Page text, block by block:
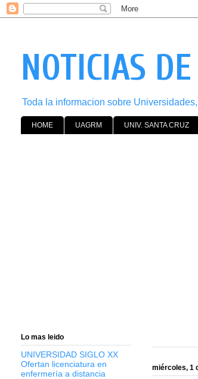
NOTICIAS
Toda la informacion sobre
HOME UAGRM UNIV. SANTA CRUZ
miércoles, 1
Lo mas leido
UNIVERSIDAD SIGLO XX
Ofertan licenciatura en
enfermería a distancia